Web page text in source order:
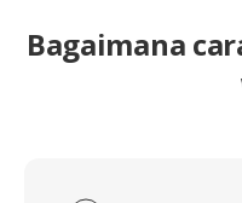
Bagaimana